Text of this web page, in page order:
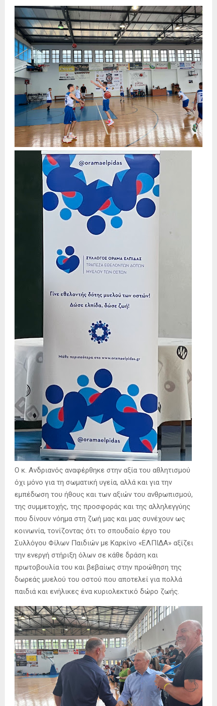
Ο κ. Ανδριανός αναφέρθηκε στην αξία του αθλητισμού
όχι μόνο για τη σωματική υγεία, αλλά και για την
εμπέδωση του ήθους και των αξιών του ανθρωπισμού,
της συμμετοχής, της προσφοράς και της αλληλεγγύης
που δίνουν νόημα στη ζωή μας και μας συνέχουν ως
κοινωνία, τονίζοντας ότι το σπουδαίο έργο του
Συλλόγου Φίλων Παιδιών με Καρκίνο «ΕΛΠΙΔΑ» αξίζει
την ενεργή στήριξη όλων σε κάθε δράση και
πρωτοβουλία του και βεβαίως στην προώθηση της
δωρεάς μυελού του οστού που αποτελεί για πολλά
παιδιά και ενήλικες ένα κυριολεκτικό δώρο ζωής.